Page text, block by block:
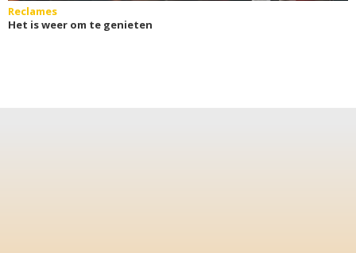
Reclames
Het is weer om te genieten